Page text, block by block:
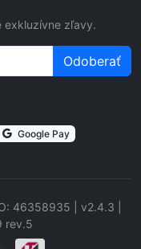
exkluzívne zľavy.
Odoberať
Google Pay
46358935 | v2.4.3 |
rev.5